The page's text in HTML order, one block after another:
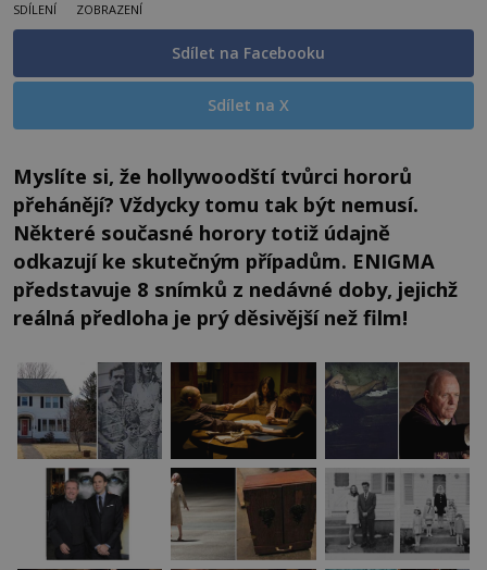
SDÍLENÍ ZOBRAZENÍ
Sdílet na Facebooku
Sdílet na X
Myslíte si, že hollywoodští tvůrci hororů
přehánějí? Vždycky tomu tak být nemusí.
Některé současné horory totiž údajně
odkazují ke skutečným případům. ENIGMA
představuje 8 snímků z nedávné doby, jejichž
reálná předloha je prý děsivější než film!